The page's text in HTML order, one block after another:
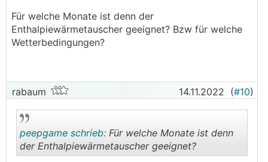
Probleme mit Schimmel an Stoffoberflächen.
Für welche Monate ist denn der
Enthalpiewärmetauscher geeignet? Bzw für welche
Wetterbedingungen?
rabaum 14.11.2022 (#10)
peepgame schrieb: Für welche Monate ist denn
der Enthalpiewärmetauscher geeignet?